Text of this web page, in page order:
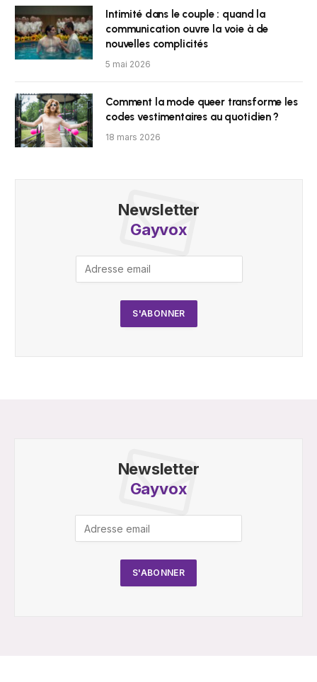
Intimité dans le couple : quand la
communication ouvre la voie à de
nouvelles complicités
5 mai 2026
Comment la mode queer transforme les
codes vestimentaires au quotidien ?
18 mars 2026
Newsletter
Gayvox
Newsletter
Gayvox